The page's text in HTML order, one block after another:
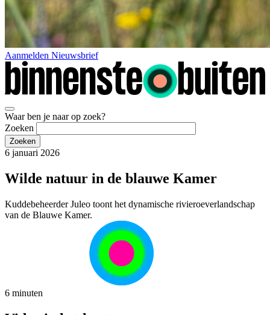
Aanmelden Nieuwsbrief
Waar ben je naar op zoek?
Zoeken
6 januari 2026
Wilde natuur in de blauwe Kamer
Kuddebeheerder Juleo toont het dynamische rivieroeverlandschap
van de Blauwe Kamer.
6 minuten